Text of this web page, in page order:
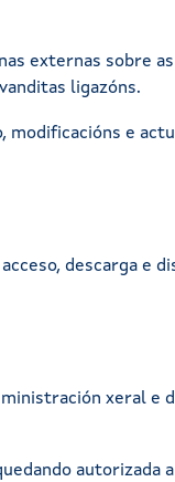
externas sobre
ligazóns.
modificacións e
descarga e
xeral e
autorizada